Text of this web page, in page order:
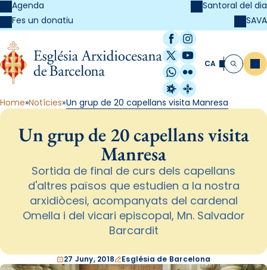
Agenda
Fes un donatiu
Santoral del dia
SAVA
Facebook
Instagram
X / Twitter
YouTube
WhatsApp
Flickr
Radio Estel
Catalunya
CA Cerca
Home Notícies Un grup de 20 capellans visita Manresa
Un grup de 20 capellans visita
Manresa
Sortida de final de curs dels capellans
d'altres països que estudien a la nostra
arxidiòcesi, acompanyats del cardenal
Omella i del vicari episcopal, Mn. Salvador
Barcardit
27 Juny, 2018 Església de Barcelona